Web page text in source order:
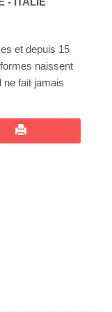
et depuis 15
naissent
ne fait jamais